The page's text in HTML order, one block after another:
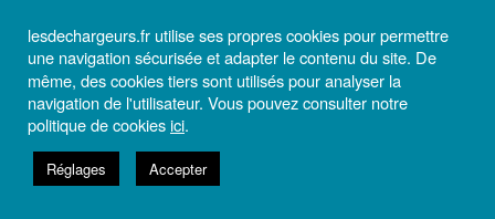
.
A
u
lesdechargeurs.fr utilise ses propres cookies pour permettre
une navigation sécurisée et adapter le contenu du site. De
même, des cookies tiers sont utilisés pour analyser la
navigation de l'utilisateur. Vous pouvez consulter notre
politique de cookiesici.
Réglages Accepter